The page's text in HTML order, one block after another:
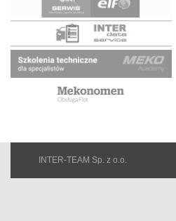
INTER-TEAM Sp. z o.o.